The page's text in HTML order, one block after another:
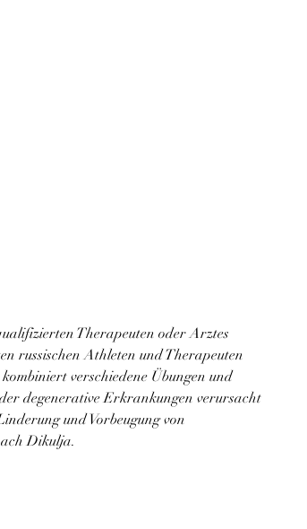
russischen Athleten und Therapeuten
verschiedene Übungen und
degenerative Erkrankungen verursacht
und Vorbeugung von
Dikulja.